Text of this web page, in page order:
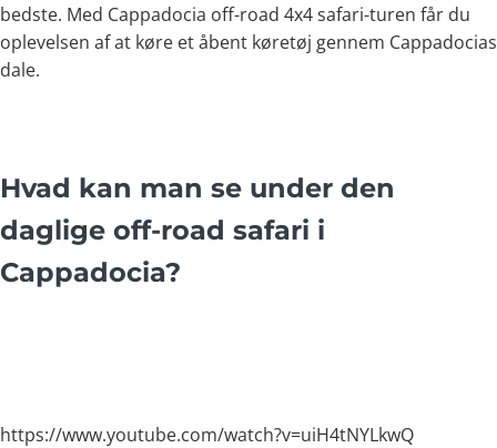
bedste. Med Cappadocia off-road 4x4 safari-turen får du
oplevelsen af at køre et åbent køretøj gennem Cappadocias
dale.
Hvad kan man se under den
daglige off-road safari i
Cappadocia?
https://www.youtube.com/watch?v=uiH4tNYLkwQ